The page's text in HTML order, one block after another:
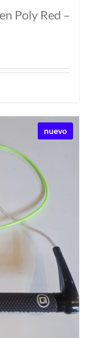
Poly Red –
nuevo